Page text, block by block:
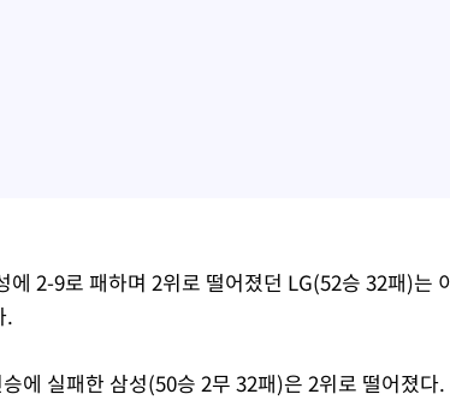
에 2-9로 패하며 2위로 떨어졌던 LG(52승 32패)는
.
에 실패한 삼성(50승 2무 32패)은 2위로 떨어졌다.